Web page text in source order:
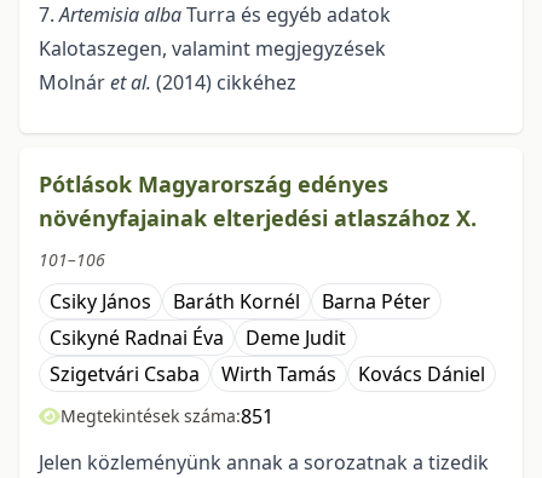
7.Artemisia albaTurra és egyéb adatok
Kalotaszegen, valamint megjegyzések
Molnáret al. (2014) cikkéhez
Pótlások Magyarország edényes
növényfajainak elterjedési atlaszához X.
101–106
Csiky János Baráth Kornél
Barna Péter
Csikyné Radnai Éva
Deme Judit
Szigetvári Csaba
Wirth Tamás Kovács Dániel
Megtekintések száma:851
Jelen közleményünk annak a sorozatnak a tizedik